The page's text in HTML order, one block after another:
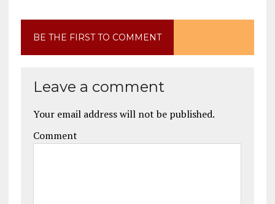
BE THE FIRST TO COMMENT
Leave a comment
Your email address will not be published.
Comment